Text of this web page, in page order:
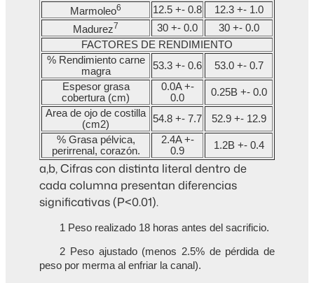
Marmoleo6 12.5 +- 0.8
12.3 +- 1.0
Madurez7 30 +- 0.0
30 +- 0.0
FACTORES DE RENDIMIENTO
% Rendimiento carne
magra
53.3 +- 0.6
53.0 +- 0.7
Espesor grasa
cobertura (cm)
0.0A +-
0.0
0.25B +- 0.0
Area de ojo de costilla
(cm2)
54.8 +- 7.7
52.9 +- 12.9
% Grasa pélvica,
perirrenal, corazón.
2.4A +-
0.9
1.2B +- 0.4
a,b, Cifras con distinta literal dentro de
cada columna presentan diferencias
significativas (P<0.01).
1 Peso realizado 18 horas antes del sacrificio.
2 Peso ajustado (menos 2.5% de pérdida de
peso por merma al enfriar la canal).